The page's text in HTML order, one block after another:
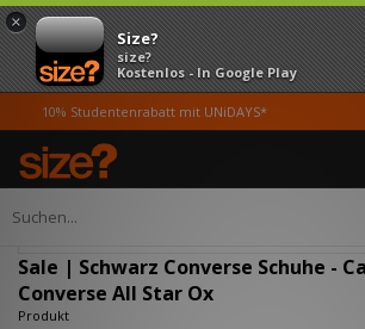
×
Size?
size?
Kostenlos - In Google Play
10% Studentenrabatt mit UNiDAYS*
Home Damen
Sale | Schwarz Converse Schuhe -
Converse All Star Ox
Produkt